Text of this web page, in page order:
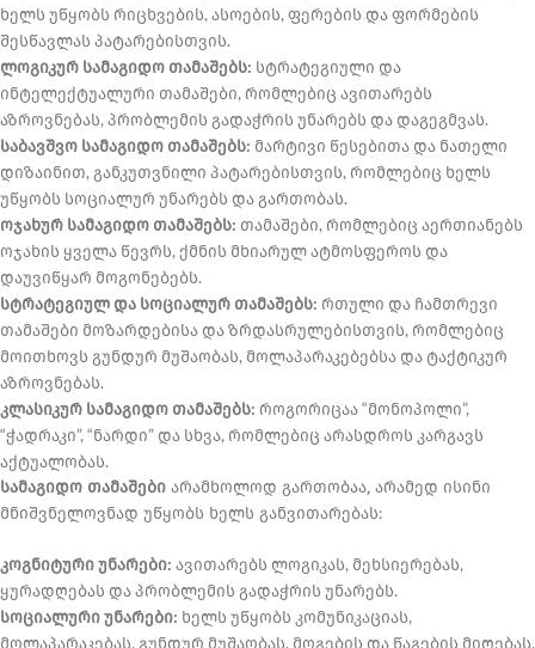
ხელს უწყობს რიცხვების, ასოების, ფერების და ფორმების
შესწავლას პატარებისთვის.
ლოგიკურ სამაგიდო თამაშებს: სტრატეგიული და
ინტელექტუალური თამაშები, რომლებიც ავითარებს
აზროვნებას, პრობლემის გადაჭრის უნარებს და დაგეგმვას.
საბავშვო სამაგიდო თამაშებს: მარტივი წესებითა და ნათელი
დიზაინით, განკუთვნილი პატარებისთვის, რომლებიც ხელს
უწყობს სოციალურ უნარებს და გართობას.
ოჯახურ სამაგიდო თამაშებს: თამაშები, რომლებიც აერთიანებს
ოჯახის ყველა წევრს, ქმნის მხიარულ ატმოსფეროს და
დაუვიწყარ მოგონებებს.
სტრატეგიულ და სოციალურ თამაშებს: რთული და ჩამთრევი
თამაშები მოზარდებისა და ზრდასრულებისთვის, რომლებიც
მოითხოვს გუნდურ მუშაობას, მოლაპარაკებებსა და ტაქტიკურ
აზროვნებას.
კლასიკურ სამაგიდო თამაშებს: როგორიცაა “მონოპოლი”,
“ჭადრაკი”, “ნარდი” და სხვა, რომლებიც არასდროს კარგავს
აქტუალობას.
სამაგიდო თამაშები არამხოლოდ გართობაა, არამედ ისინი
მნიშვნელოვნად უწყობს ხელს განვითარებას:
კოგნიტური უნარები: ავითარებს ლოგიკას, მეხსიერებას,
ყურადღებას და პრობლემის გადაჭრის უნარებს.
სოციალური უნარები: ხელს უწყობს კომუნიკაციას,
მოლაპარაკებას, გუნდურ მუშაობას, მოგების და წაგების მიღებას.